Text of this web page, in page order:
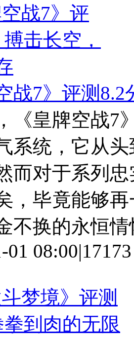
战7》评测
《皇牌空战7
系统，它从
而对于系列
，毕竟能够
不换的永恒情
01 08:00|17173